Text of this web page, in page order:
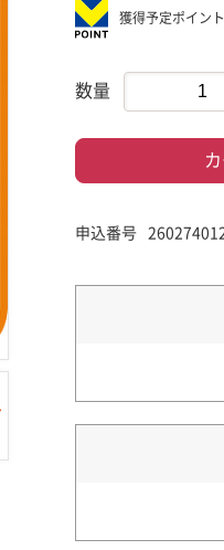
獲得予定ポイン
数量
申込番号